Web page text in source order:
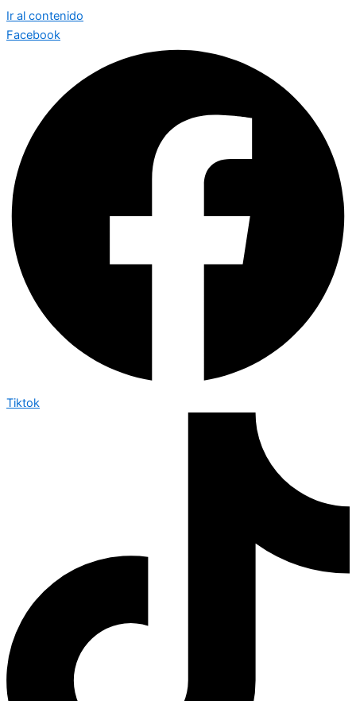
Ir al contenido
Facebook
Tiktok